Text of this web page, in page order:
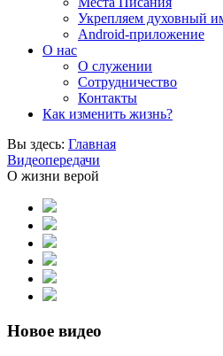
Укрепляем духовный
Android-приложение
О нас
О служении
Сотрудничество
Контакты
Как изменить жизнь?
Вы здесь: Главная
Видеопередачи
О жизни верой
Новое видео